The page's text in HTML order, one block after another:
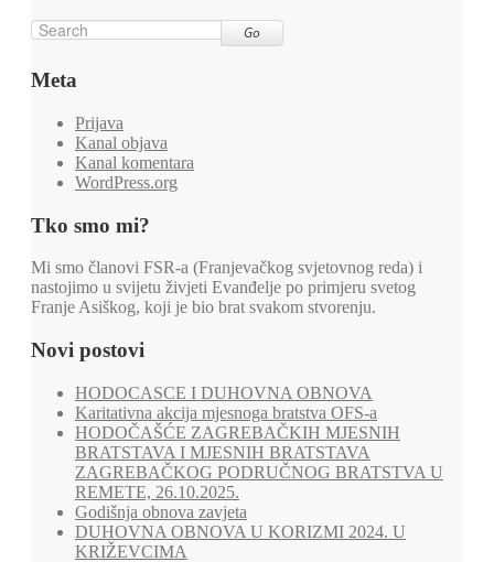
Go
Meta
Prijava
Kanal objava
Kanal komentara
WordPress.org
Tko smo mi?
Mi smo članovi FSR-a (Franjevačkog svjetovnog reda) i
nastojimo u svijetu živjeti Evanđelje po primjeru svetog
Franje Asiškog, koji je bio brat svakom stvorenju.
Novi postovi
HODOCASCE I DUHOVNA OBNOVA
Karitativna akcija mjesnoga bratstva OFS-a
HODOČAŠĆE ZAGREBAČKIH MJESNIH
BRATSTAVA I MJESNIH BRATSTAVA
ZAGREBAČKOG PODRUČNOG BRATSTVA U
REMETE, 26.10.2025.
Godišnja obnova zavjeta
DUHOVNA OBNOVA U KORIZMI 2024. U
KRIŽEVCIMA